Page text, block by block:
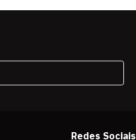
Redes Sociais